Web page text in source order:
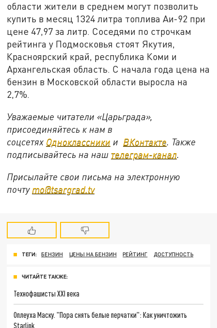
области жители в среднем могут позволить
купить в месяц 1324 литра топлива Аи-92 при
цене 47,97 за литр. Соседями по строчкам
рейтинга у Подмосковья стоят Якутия,
Красноярский край, республика Коми и
Архангельская область. С начала года цена на
бензин в Московской области выросла на
2,7%.
Уважаемые читатели «Царьграда»,
присоединяйтесь к нам в
соцсетях Одноклассники и ВКонтакте. Также
подписывайтесь на наш телеграм-канал.
Присылайте свои письма на электронную
почту mo@tsargrad.tv
ТЕГИ: БЕНЗИН ЦЕНЫ НА БЕНЗИН РЕЙТИНГ ДОСТУПНОСТЬ
ЧИТАЙТЕ ТАКЖЕ:
Технофашисты XXI века
Оплеуха Маску. "Пора снять белые перчатки": Как уничтожить
Starlink